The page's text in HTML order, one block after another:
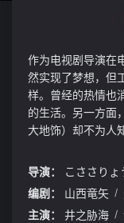
作为电视剧导演在
然实现了梦想，但
样。曾经的热情也
的生活。另一方面
大地饰）却不为人
然后以某件事为契
xyz
导演： こささりょ
编剧：
山西竜矢 /
主演：
井之胁海 /